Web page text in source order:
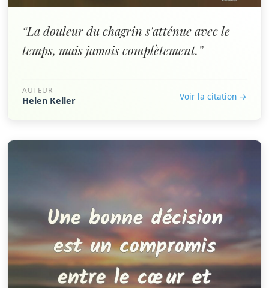
“La douleur du chagrin s'atténue avec le
temps, mais jamais complètement.”
AUTEUR
Helen Keller Voir la citation →